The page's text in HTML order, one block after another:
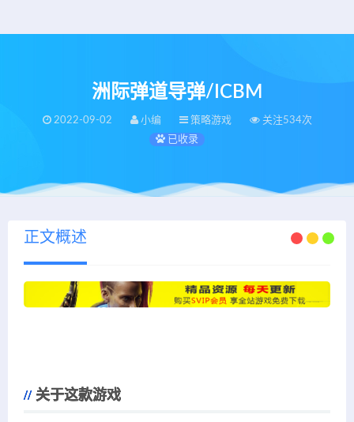
洲际弹道导弹/ICBM
2022-09-02 小编 策略游戏
关注534次
已收录
正文概述
关于这款游戏